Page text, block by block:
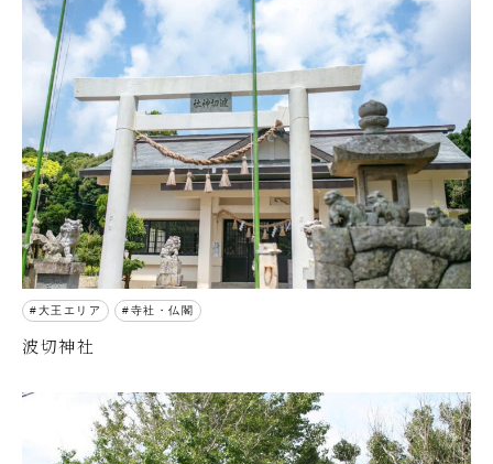
大王エリア 寺社・仏閣
波切神社